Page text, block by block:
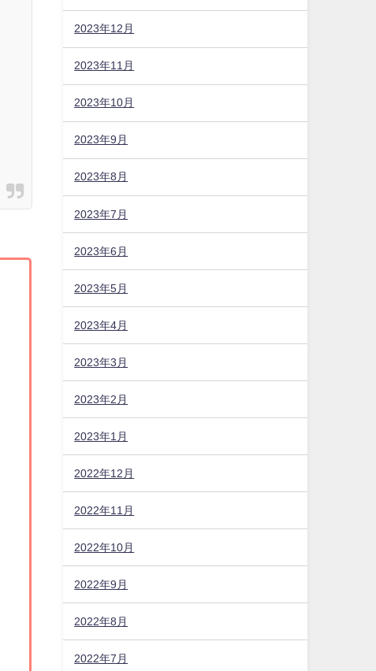
2023年12月
2023年11月
2023年10月
2023年9月
2023年8月
2023年7月
2023年6月
2023年5月
2023年4月
2023年3月
2023年2月
2023年1月
2022年12月
2022年11月
2022年10月
2022年9月
2022年8月
2022年7月